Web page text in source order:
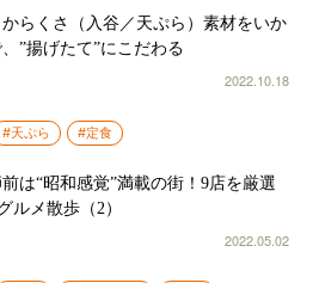
らくさ（入谷／天ぷら）素材をいか
”揚げたて”にこだわる
2022.10.18
#天ぷら #定食
は“昭和感覚”満載の街！9店を厳選
ルメ散歩（2）
2022.05.02